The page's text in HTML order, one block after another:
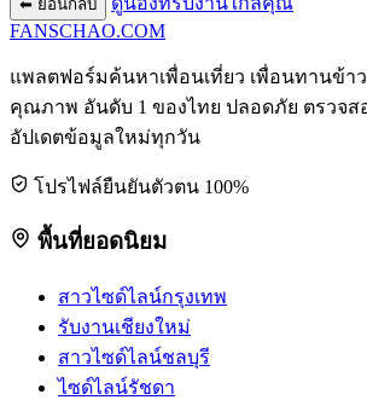
⬅ ย้อนกลับ
FANSCHAO.COM
แพลตฟอร์มค้นหาเพื่อนเที่ยว เพื่อนทานข้า
คุณภาพ อันดับ 1 ของไทย ปลอดภัย ตรวจส
อัปเดตข้อมูลใหม่ทุกวัน
โปรไฟล์ยืนยันตัวตน 100%
พื้นที่ยอดนิยม
สาวไซด์ไลน์กรุงเทพ
รับงานเชียงใหม่
สาวไซด์ไลน์ชลบุรี
ไซด์ไลน์รัชดา